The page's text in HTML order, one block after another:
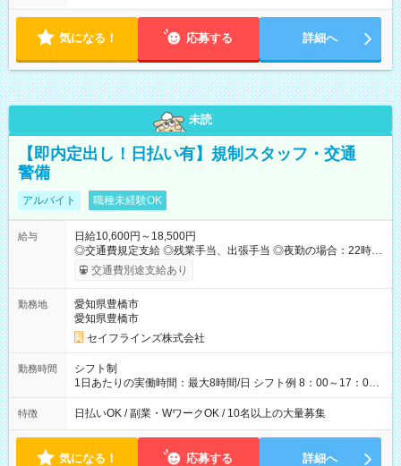
気になる！ 応募する 詳細へ
未読
【即内定出し！日払い有】規制スタッフ・交通
警備
アルバイト 職種未経験OK
給与
日給10,600円～18,500円
◎交通費規定支給 ◎残業手当、出張手当 ◎夜勤の場合：22時～
翌5時は割増給与 ◎日払い・週払い可(希望者／条件有) ＜月収例
＞ 日給10,600円×22日稼働＝23.5万円/月 ◎自分のぺースで勤務
可能です☺ 【試用期間】試用期間あり 試用期間の長さ：3ヶ月
雇用形態、給与は本採用時と同じです。
交通費別途支給あり
勤務地
愛知県豊橋市
愛知県豊橋市
セイフラインズ株式会社
勤務時間
シフト制
1日あたりの実働時間：最大8時間/日 シフト例 8：00～17：00
21：00～6：00 ※現場によっては多少時間は前後します ▶残業
ほとんどなし！ ▶時間より早く終わることの方が多いと思いま
も日給は同額支給！ ▶ご希望の方は夜勤（21:00～6:00）のお仕
事も可能。
特徴 日払いOK / 副業・WワークOK / 10名以上の大量募集
気になる！ 応募する 詳細へ